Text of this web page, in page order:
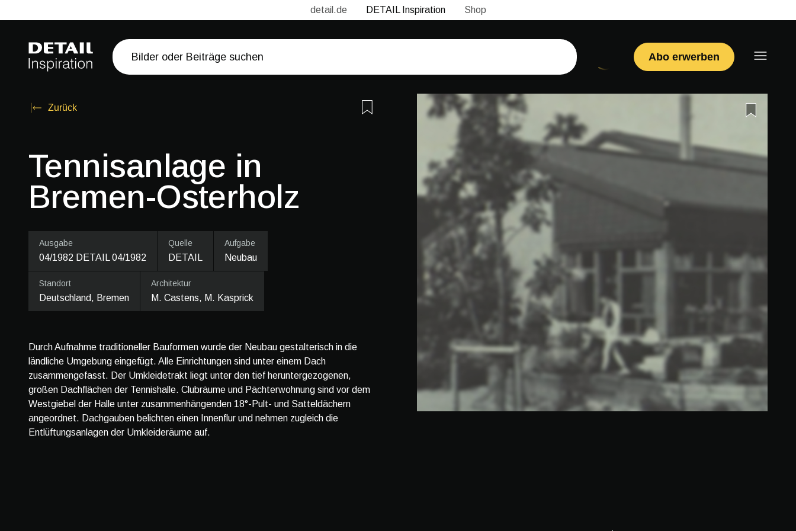
detail.de DETAIL Inspiration Shop
Abo erwerben
Zurück
Tennisanlage in
Bremen-Osterholz
Ausgabe
04/1982 DETAIL 04/1982
Quelle
DETAIL
Aufgabe
Neubau
Standort
Deutschland, Bremen
Architektur
M. Castens, M. Kasprick
Durch Aufnahme traditioneller Bauformen wurde der Neubau gestalterisch in die
ländliche Umgebung eingefügt. Alle Einrichtungen sind unter einem Dach
zusammengefasst. Der Umkleidetrakt liegt unter den tief heruntergezogenen,
großen Dachflächen der Tennishalle. Clubräume und Pächterwohnung sind vor dem
Westgiebel der Halle unter zusammenhängenden 18°-Pult- und Satteldächern
angeordnet. Dachgauben belichten einen Innenflur und nehmen zugleich die
Entlüftungsanlagen der Umkleideräume auf.